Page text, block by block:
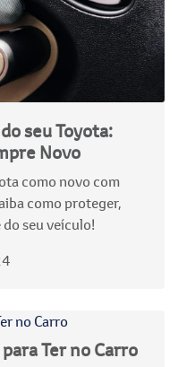
seu Toyota:
Novo
como novo com
como proteger,
seu veículo!
Ter no Carro